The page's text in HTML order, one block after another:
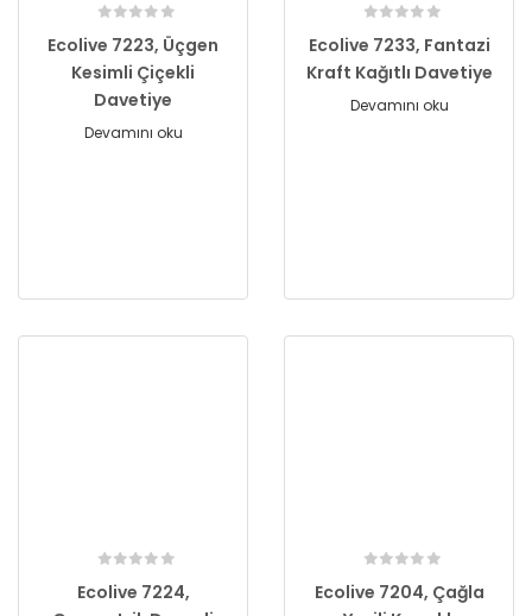
Ecolive 7223, Üçgen
Kesimli Çiçekli
Davetiye
Devamını oku
Ecolive 7233, Fantazi
Kraft Kağıtlı Davetiye
Devamını oku
Ecolive 7224,
Ecolive 7204, Çağla